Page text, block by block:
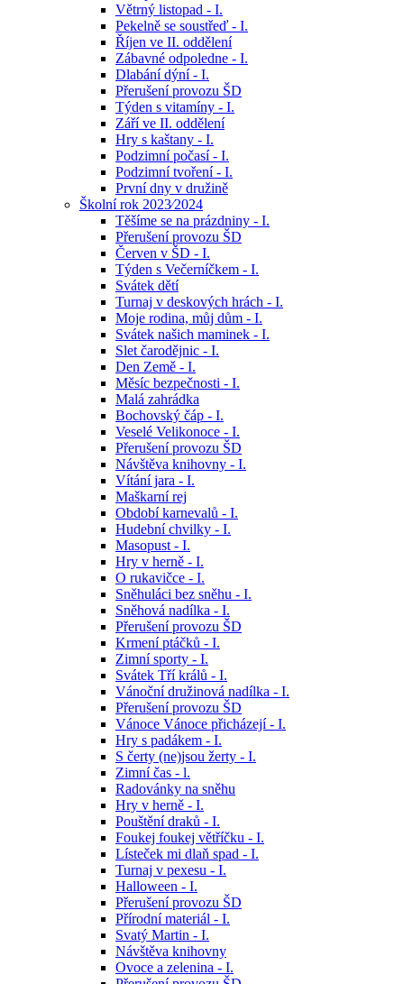
Větrný listopad - I.
Pekelně se soustřeď - I.
Říjen ve II. oddělení
Zábavné odpoledne - I.
Dlabání dýní - I.
Přerušení provozu ŠD
Týden s vitamíny - I.
Září ve II. oddělení
Hry s kaštany - I.
Podzimní počasí - I.
Podzimní tvoření - I.
První dny v družině
Školní rok 2023⁄2024
Těšíme se na prázdniny - I.
Přerušení provozu ŠD
Červen v ŠD - I.
Týden s Večerníčkem - I.
Svátek dětí
Turnaj v deskových hrách - I.
Moje rodina, můj dům - I.
Svátek našich maminek - I.
Slet čarodějnic - I.
Den Země - I.
Měsíc bezpečnosti - I.
Malá zahrádka
Bochovský čáp - I.
Veselé Velikonoce - I.
Přerušení provozu ŠD
Návštěva knihovny - I.
Vítání jara - I.
Maškarní rej
Období karnevalů - I.
Hudební chvilky - I.
Masopust - I.
Hry v herně - I.
O rukavičce - I.
Sněhuláci bez sněhu - I.
Sněhová nadílka - I.
Přerušení provozu ŠD
Krmení ptáčků - I.
Zimní sporty - I.
Svátek Tří králů - I.
Vánoční družinová nadílka - I.
Přerušení provozu ŠD
Vánoce Vánoce přicházejí - I.
Hry s padákem - I.
S čerty (ne)jsou žerty - I.
Zimní čas - l.
Radovánky na sněhu
Hry v herně - I.
Pouštění draků - I.
Foukej foukej větříčku - I.
Lísteček mi dlaň spad - I.
Turnaj v pexesu - I.
Halloween - I.
Přerušení provozu ŠD
Přírodní materiál - I.
Svatý Martin - I.
Návštěva knihovny
Ovoce a zelenina - I.